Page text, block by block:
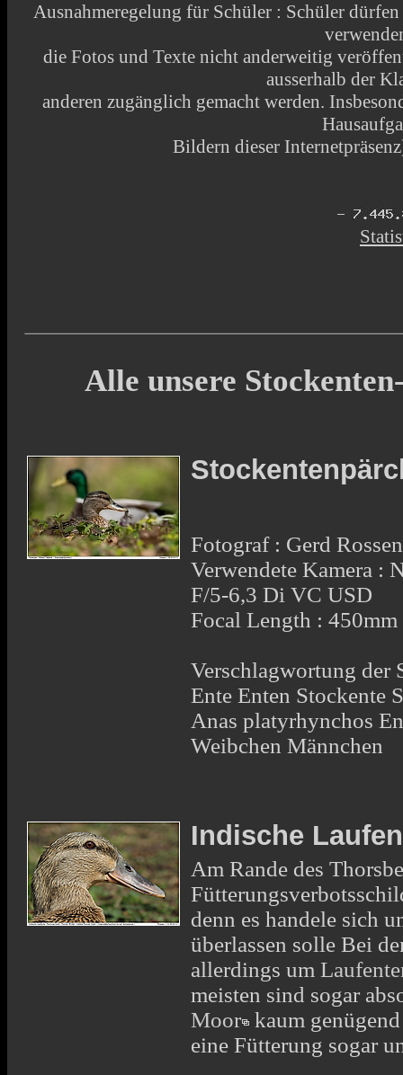
Ausnahmeregelung für Schüler : Schüler
die Fotos und Texte nicht anderweitig
ausserhalb der
anderen zugänglich gemacht werden.
Bildern dieser
Alle unsere
Fotograf : Gerd Rossen
Verwendete Kamera :
F/5-6,3 Di VC USD
Focal Length : 450mm
Verschlagwortung der
Ente Enten Stockente
Anas platyrhynchos
Weibchen Männchen
Indische
Am Rande des
denn es handele sich
überlassen solle Bei
allerdings um
meisten sind sogar
Moor kaum
eine Fütterung sogar